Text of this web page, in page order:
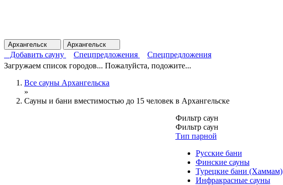
Архангельск Архангельск
Добавить сауну Спецпредложения
Спецпредложения
Загружаем список городов... Пожалуйста, подожите...
Все сауны Архангельска
»
Сауны и бани вместимостью до 15 человек в Архангельске
Фильтр саун
Фильтр саун
Тип парной
Русские бани
Финские сауны
Турецкие бани (Хаммам)
Инфракрасные сауны